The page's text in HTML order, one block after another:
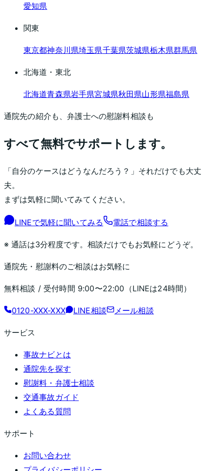
愛知県
関東
東京都神奈川県埼玉県千葉県茨城県栃木県群馬県
北海道・東北
北海道青森県岩手県宮城県秋田県山形県福島県
通院先の紹介も、弁護士への慰謝料相談も
すべて無料でサポートします。
「自分のケースはどうなんだろう？」それだけでも大丈
夫。
まずは気軽に聞いてみてください。
LINEで気軽に聞いてみる 電話で相談する
※ 通話は3分程度です。相談だけでもお気軽にどうぞ。
通院先・慰謝料のご相談はお気軽に
無料相談 / 受付時間 9:00〜22:00 （LINEは24時間）
0120-XXX-XXX LINE相談 メール相談
サービス
事故ナビとは
通院先を探す
慰謝料・弁護士相談
交通事故ガイド
よくある質問
サポート
お問い合わせ